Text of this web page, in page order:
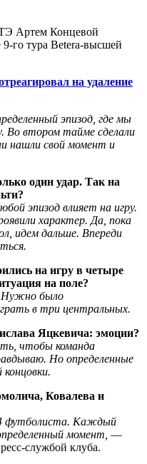
Артем Концевой
го тура Betera-высшей
на удаление
эпизод, где мы
Во втором тайме сделали
нашли свой момент и
один удар. Так на
эпизод влияет на игру.
характер. Да, пока
идем дальше. Впереди
на игру в четыре
на поле?
Нужно было
в три центральных.
Яцкевича: эмоции?
чтобы команда
Но определенные
Ковалева и
футболиста. Каждый
момент, —
службой клуба.